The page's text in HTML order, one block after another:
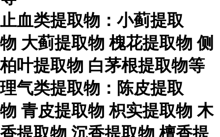
止血类提取物：小蓟提取
物 大蓟提取物 槐花提取物 侧
柏叶提取物 白茅根提取物等
理气类提取物：陈皮提取
物 青皮提取物 枳实提取物 木
香提取物 沉香提取物 檀香提